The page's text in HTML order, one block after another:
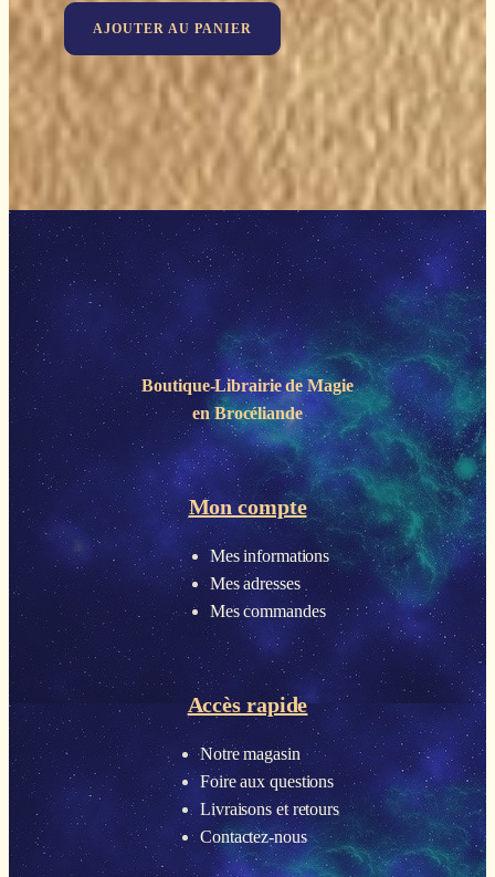
AJOUTER AU PANIER
Boutique-Librairie deMagie
en Brocéliande
Mon compte
Mes informations
Mes adresses
Mes commandes
Accès rapide
Notre magasin
Foire aux questions
Livraisons et retours
Contactez-nous